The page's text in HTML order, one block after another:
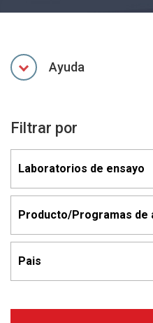
Ayuda
Filtrar por